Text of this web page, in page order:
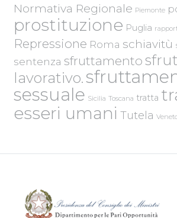
Normativa Regionale Piemonte
prostituzione Puglia
Repressione Roma schiavitù
sentenza sfruttamento
lavorativo.
sessuale Sicilia Toscana tratta
esseri umani Tutela